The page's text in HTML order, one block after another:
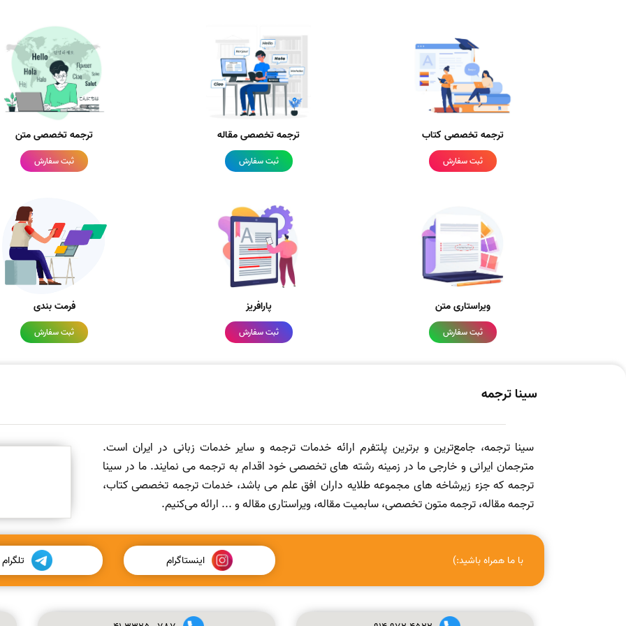
ترجمه تخصصی کتاب
ثبت سفارش
ترجمه تخصصی مقاله
ثبت سفارش
ترجمه تخصصی متن
ثبت سفارش
ویراستاری متن
ثبت سفارش
پارافریز
ثبت سفارش
فرمت بندی
ثبت سفارش
سینا ترجمه
سینا ترجمه، جامع‌ترین و برترین پلتفرم ارائه خدمات ترجمه و سایر خدمات زبانی در ایران است.
مترجمان ایرانی و خارجی ما در زمینه رشته های تخصصی خود اقدام به ترجمه می نمایند. ما در سینا
ترجمه که جزء زیرشاخه های مجموعه طلایه داران افق علم می باشد، خدمات ترجمه تخصصی کتاب،
ترجمه مقاله، ترجمه متون تخصصی، سابمیت مقاله، ویراستاری مقاله و ... ارائه می‌کنیم.
با ما همراه باشید:) اینستاگرام تلگرام